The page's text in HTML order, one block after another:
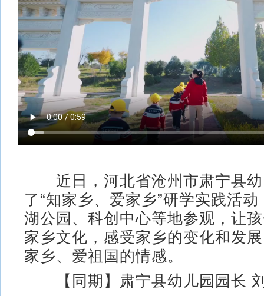
近日，河北省沧州市肃宁县幼
了“知家乡、爱家乡”研学实践活
湖公园、科创中心等地参观，让
家乡文化，感受家乡的变化和发
家乡、爱祖国的情感。
【同期】肃宁县幼儿园园长